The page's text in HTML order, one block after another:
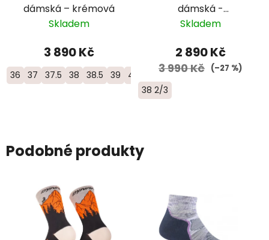
dámská – krémová
Skladem
3 890 Kč
36 37 37.5 38 38.5 39 40 40.5 41 42 42.5
dámská -
černá/zelená
Skladem
2 890 Kč
3 990 Kč (–27 %)
38 2/3
Podobné produkty